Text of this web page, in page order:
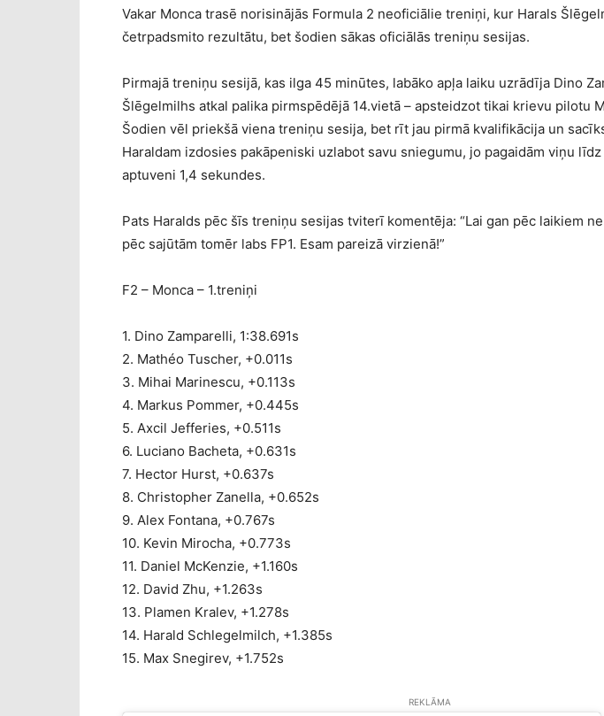
Vakar Monca trasē norisinājās Formula 2 neoficiālie treniņi, kur Harals
četrpadsmito rezultātu, bet šodien sākas oficiālās treniņu sesijas.
Pirmajā treniņu sesijā, kas ilga 45 minūtes, labāko apļa laiku uzrādīja Dino
Šlēgelmilhs atkal palika pirmspēdējā 14.vietā – apsteidzot tikai krievu pilotu
Šodien vēl priekšā viena treniņu sesija, bet rīt jau pirmā kvalifikācija un
Haraldam izdosies pakāpeniski uzlabot savu sniegumu, jo pagaidām viņu
aptuveni 1,4 sekundes.
Pats Haralds pēc šīs treniņu sesijas tviterī komentēja: “Lai gan pēc laikiem
pēc sajūtām tomēr labs FP1. Esam pareizā virzienā!”
F2 – Monca – 1.treniņi
1. Dino Zamparelli, 1:38.691s
2. Mathéo Tuscher, +0.011s
3. Mihai Marinescu, +0.113s
4. Markus Pommer, +0.445s
5. Axcil Jefferies, +0.511s
6. Luciano Bacheta, +0.631s
7. Hector Hurst, +0.637s
8. Christopher Zanella, +0.652s
9. Alex Fontana, +0.767s
10. Kevin Mirocha, +0.773s
11. Daniel McKenzie, +1.160s
12. David Zhu, +1.263s
13. Plamen Kralev, +1.278s
14. Harald Schlegelmilch, +1.385s
15. Max Snegirev, +1.752s
REKLĀMA